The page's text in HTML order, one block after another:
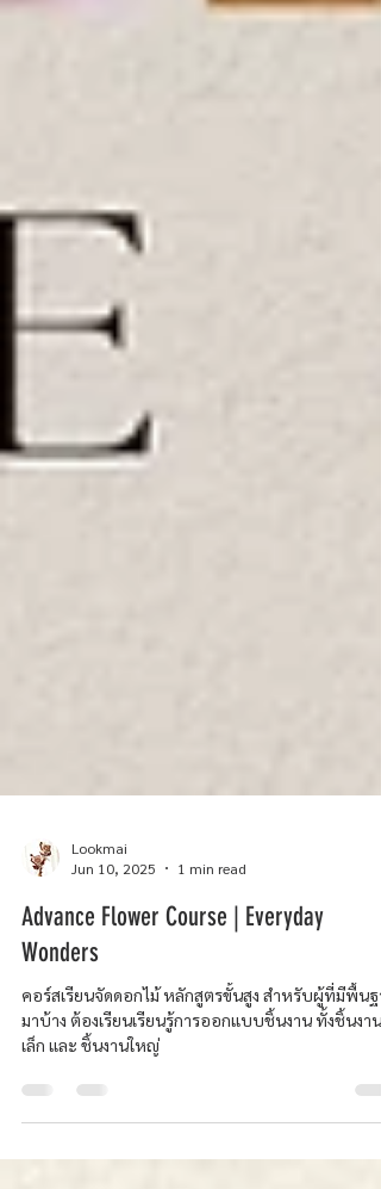
Lookmai
Advance Flower Course | Everyday
Wonders
คอร์สเรียนจัดดอกไม้ หลักสูตรขั้นสูง สำหรับผู้ที่มีพื้นฐา
มาบ้าง ต้องเรียนเรียนรู้การออกแบบชิ้นงาน ทั้งชิ้นงาน